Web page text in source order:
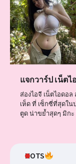
แจกวาร์ป เน็ต
ส่องไอจี เน็ตไอดอ
เห็ด ที่ เซ็กซี่ที่สุดใน
ตูด น่าขย้ำสุดๆ มิก
HOTS